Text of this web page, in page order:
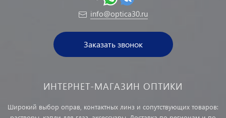
info@optica30.ru
Заказать звонок
ИНТЕРНЕТ-МАГАЗИН ОПТИКИ
Широкий выбор оправ, контактных линз и сопутствующих товаров: